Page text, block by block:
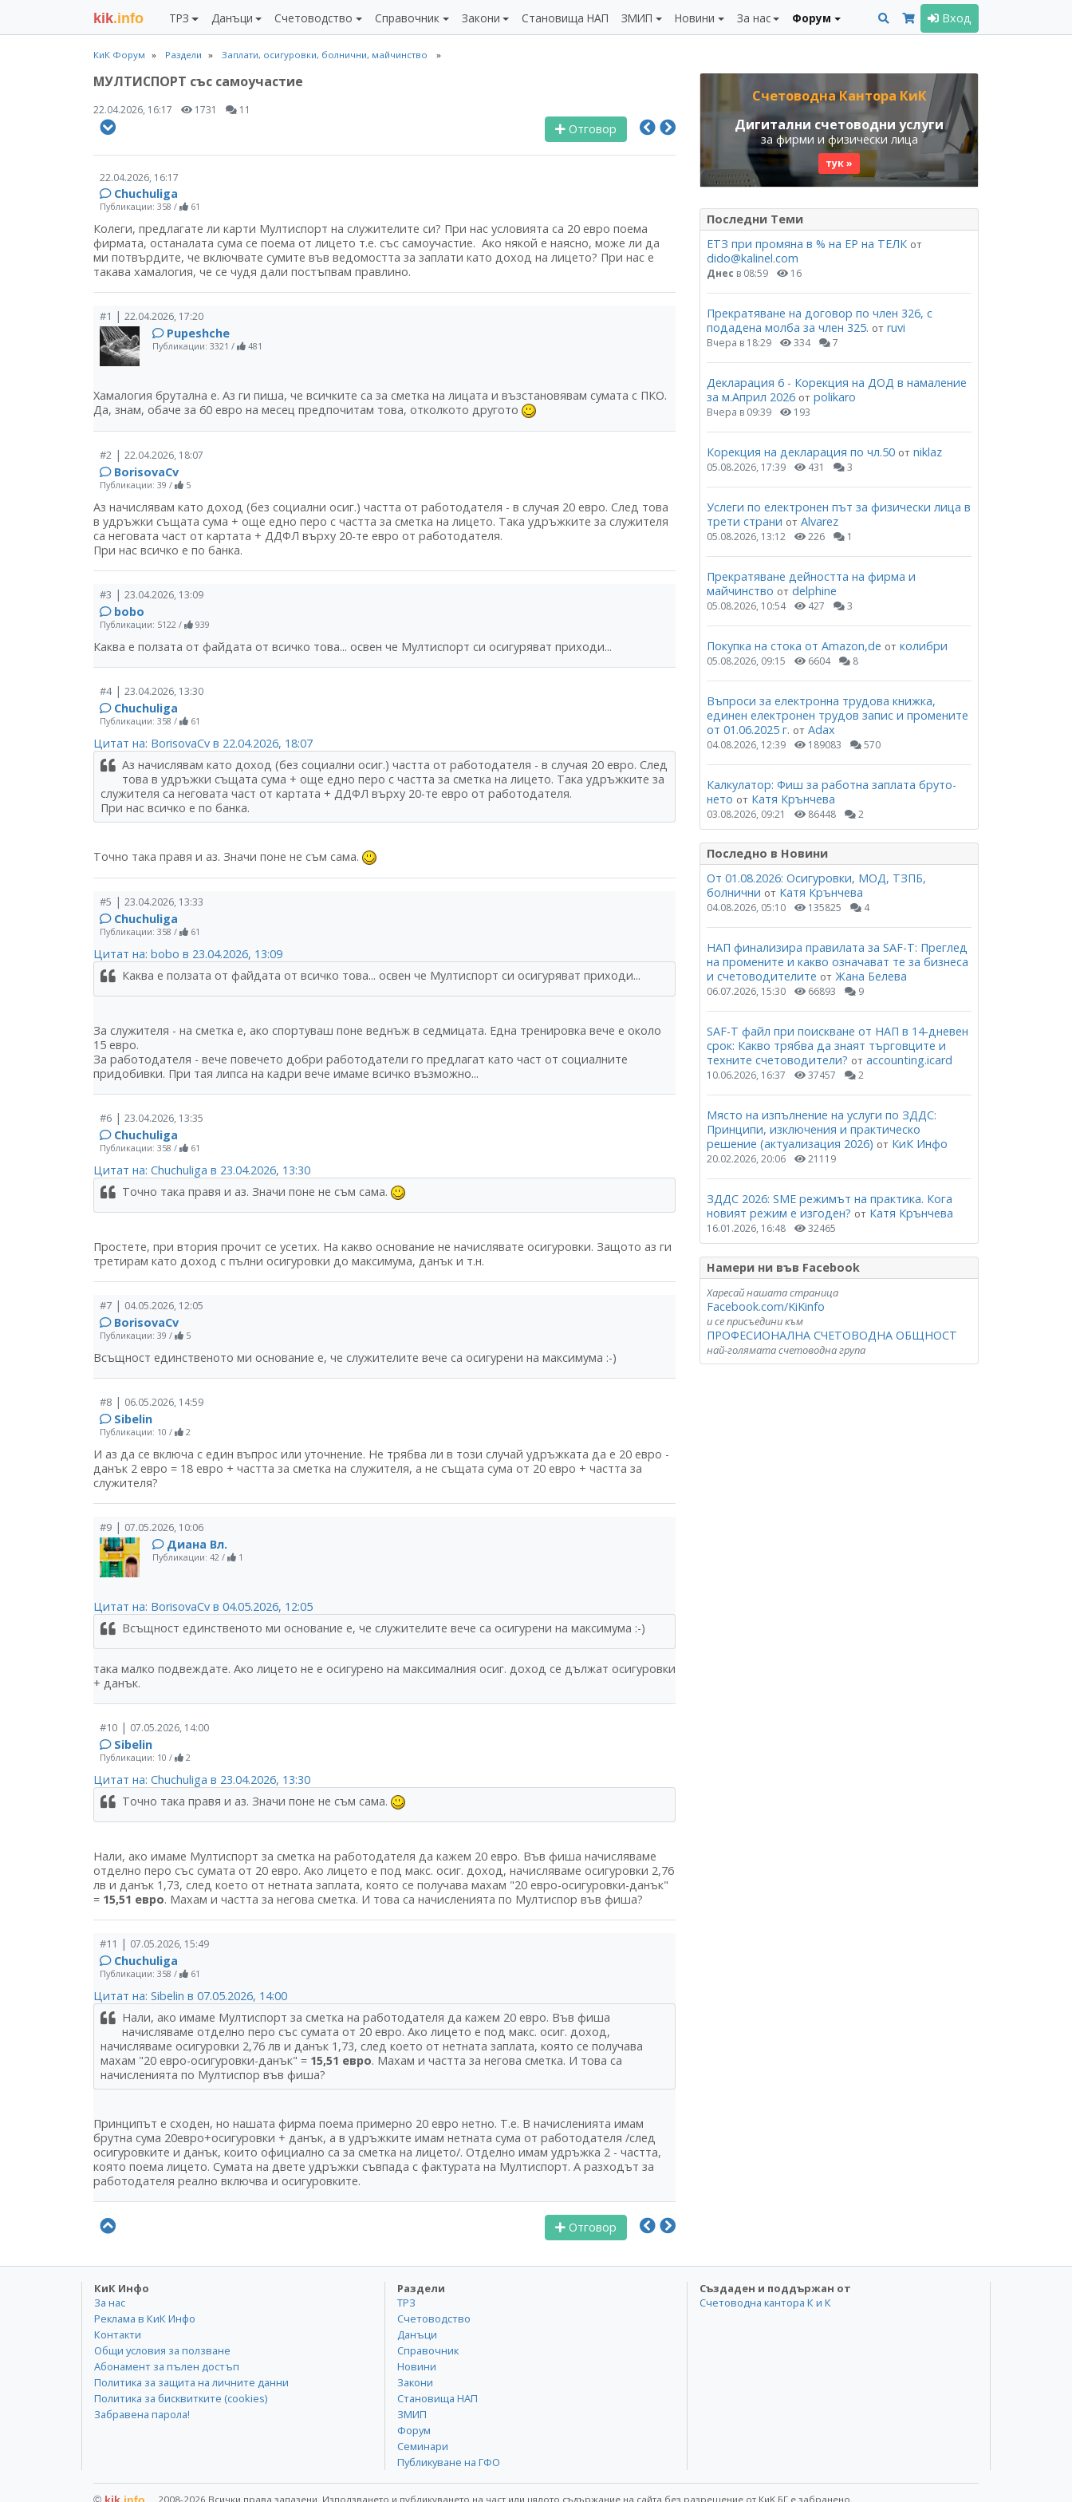
kik.info ТРЗ Данъци Счетоводство Справочник Закони Становища НАП ЗМИП Новини За нас Форум Вход
КиК Форум Раздели Заплати, осигуровки, болнични, майчинство
МУЛТИСПОРТ със самоучастие
22.04.2026, 16:17 1731 11
Отговор
22.04.2026, 16:17
Chuchuliga
Публикации: 358 / 61
Колеги, предлагате ли карти Мултиспорт на служителите си? При нас условията са 20 евро поема
фирмата, останалата сума се поема от лицето т.е. със самоучастие. Ако някой е наясно, може ли да
ми потвърдите, че включвате сумите във ведомостта за заплати като доход на лицето? При нас е
такава хамалогия, че се чудя дали постъпвам правлино.
#1 | 22.04.2026, 17:20
Pupeshche
Публикации: 3321 / 481
Хамалогия брутална е. Аз ги пиша, че всичките са за сметка на лицата и възстановявам сумата с ПКО.
Да, знам, обаче за 60 евро на месец предпочитам това, отколкото другото
#2 | 22.04.2026, 18:07
BorisovaCv
Публикации: 39 / 5
Аз начислявам като доход (без социални осиг.) частта от работодателя - в случая 20 евро. След това
в удръжки същата сума + още едно перо с частта за сметка на лицето. Така удръжките за служителя
са неговата част от картата + ДДФЛ върху 20-те евро от работодателя.
При нас всичко е по банка.
#3 | 23.04.2026, 13:09
bobo
Публикации: 5122 / 939
Каква е ползата от файдата от всичко това... освен че Мултиспорт си осигуряват приходи...
#4| 23.04.2026, 13:30
Chuchuliga
Публикации: 358 / 61
Цитат на: BorisovaCv в 22.04.2026, 18:07
Аз начислявам като доход (без социални осиг.) частта от работодателя - в случая 20 евро. След
това в удръжки същата сума + още едно перо с частта за сметка на лицето. Така удръжките за
служителя са неговата част от картата + ДДФЛ върху 20-те евро от работодателя.
При нас всичко е по банка.
Точно така правя и аз. Значи поне не съм сама.
#5 | 23.04.2026, 13:33
Chuchuliga
Публикации: 358 / 61
Цитат на: bobo в 23.04.2026, 13:09
Каква е ползата от файдата от всичко това... освен че Мултиспорт си осигуряват приходи...
За служителя - на сметка е, ако спортуваш поне веднъж в седмицата. Една тренировка вече е около
15 евро.
За работодателя - вече повечето добри работодатели го предлагат като част от социалните
придобивки. При тая липса на кадри вече имаме всичко възможно...
#6 | 23.04.2026, 13:35
Chuchuliga
Публикации: 358 / 61
Цитат на: Chuchuliga в 23.04.2026, 13:30
Точно така правя и аз. Значи поне не съм сама.
Простете, при втория прочит се усетих. На какво основание не начислявате осигуровки. Защото аз ги
третирам като доход с пълни осигуровки до максимума, данък и т.н.
#7 | 04.05.2026, 12:05
BorisovaCv
Публикации: 39 / 5
Всъщност единственото ми основание е, че служителите вече са осигурени на максимума :-)
#8 | 06.05.2026, 14:59
Sibelin
Публикации: 10 / 2
И аз да се включа с един въпрос или уточнение. Не трябва ли в този случай удръжката да е 20 евро -
данък 2 евро = 18 евро + частта за сметка на служителя, а не същата сума от 20 евро + частта за
служителя?
#9 | 07.05.2026, 10:06
Диана Вл.
Публикации: 42 / 1
Цитат на: BorisovaCv в 04.05.2026, 12:05
Всъщност единственото ми основание е, че служителите вече са осигурени на максимума :-)
така малко подвеждате. Ако лицето не е осигурено на максималния осиг. доход се дължат осигуровки
+ данък.
#10 | 07.05.2026, 14:00
Sibelin
Публикации: 10 / 2
Цитат на: Chuchuliga в 23.04.2026, 13:30
Точно така правя и аз. Значи поне не съм сама.
Нали, ако имаме Мултиспорт за сметка на работодателя да кажем 20 евро. Във фиша начисляваме
отделно перо със сумата от 20 евро. Ако лицето е под макс. осиг. доход, начисляваме осигуровки 2,76
лв и данък 1,73, след което от нетната заплата, която се получава махам "20 евро-осигуровки-данък"
= 15,51 евро. Махам и частта за негова сметка. И това са начисленията по Мултиспор във фиша?
#11 | 07.05.2026, 15:49
Chuchuliga
Публикации: 358 / 61
Цитат на: Sibelin в 07.05.2026, 14:00
Нали, ако имаме Мултиспорт за сметка на работодателя да кажем 20 евро. Във фиша
начисляваме отделно перо със сумата от 20 евро. Ако лицето е под макс. осиг. доход,
начисляваме осигуровки 2,76 лв и данък 1,73, след което от нетната заплата, която се получава
махам "20 евро-осигуровки-данък" = 15,51 евро. Махам и частта за негова сметка. И това са
начисленията по Мултиспор във фиша?
Принципът е сходен, но нашата фирма поема примерно 20 евро нетно. Т.е. В начисленията имам
брутна сума 20евро+осигуровки + данък, а в удръжките имам нетната сума от работодателя /след
осигуровките и данък, които официално са за сметка на лицето/. Отделно имам удръжка 2 - частта,
която поема лицето. Сумата на двете удръжки съвпада с фактурата на Мултиспорт. А разходът за
работодателя реално включва и осигуровките.
Отговор
Счетоводна Кантора КиК
Дигитални счетоводни услуги
за фирми и физически лица
тук »
Последни Теми
ЕТЗ при промяна в % на ЕР на ТЕЛК от
dido@kalinel.com
Днес в 08:59 16
Прекратяване на договор по член 326, с
подадена молба за член 325. от ruvi
Вчера в 18:29 334 7
Декларация 6 - Корекция на ДОД в намаление
за м.Април 2026 от polikaro
Вчера в 09:39 193
Корекция на декларация по чл.50 от niklaz
05.08.2026, 17:39 431 3
Услеги по електронен път за физически лица в
трети страни от Alvarez
05.08.2026, 13:12 226 1
Прекратяване дейността на фирма и
майчинство от delphine
05.08.2026, 10:54 427 3
Покупка на стока от Amazon,de от колибри
05.08.2026, 09:15 6604 8
Въпроси за електронна трудова книжка,
единен електронен трудов запис и промените
от 01.06.2025 г. от Adax
04.08.2026, 12:39 189083 570
Калкулатор: Фиш за работна заплата бруто-
нето от Катя Крънчева
03.08.2026, 09:21 86448 2
Последно в Новини
От 01.08.2026: Осигуровки, МОД, ТЗПБ,
болнични от Катя Крънчева
04.08.2026, 05:10 135825 4
НАП финализира правилата за SAF-T: Преглед
на промените и какво означават те за бизнеса
и счетоводителите от Жана Белева
06.07.2026, 15:30 66893 9
SAF-T файл при поискване от НАП в 14-дневен
срок: Какво трябва да знаят търговците и
техните счетоводители? от accounting.icard
10.06.2026, 16:37 37457 2
Място на изпълнение на услуги по ЗДДС:
Принципи, изключения и практическо
решение (актуализация 2026) от КиК Инфо
20.02.2026, 20:06 21119
ЗДДС 2026: SME режимът на практика. Кога
новият режим е изгоден? от Катя Крънчева
16.01.2026, 16:48 32465
Намери ни във Facebook
Харесай нашата страница
Facebook.com/KiKinfo
и се присъедини към
ПРОФЕСИОНАЛНА СЧЕТОВОДНА ОБЩНОСТ
най-голямата счетоводна група
КиК Инфо
За нас
Реклама в КиК Инфо
Контакти
Общи условия за ползване
Абонамент за пълен достъп
Политика за защита на личните данни
Политика за бисквитките (cookies)
Забравена парола!
Раздели
ТРЗ
Счетоводство
Данъци
Справочник
Новини
Закони
Становища НАП
ЗМИП
Форум
Семинари
Публикуване на ГФО
Създаден и поддържан от
Счетоводна кантора К и К
© kik .info 2008-2026 Всички права запазени. Използването и публикуването на част или цялото съдържание на сайта без разрешение от КиK.БГ е забранено.